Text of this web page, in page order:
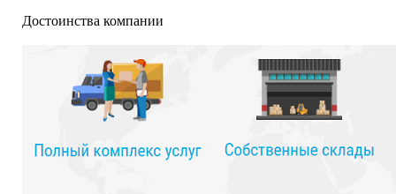
Достоинства компании